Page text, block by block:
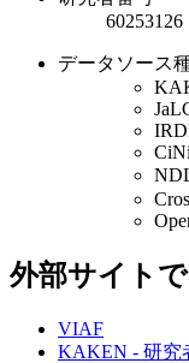
60253126
データソース
外部サイト
VIAF
KAKEN - 研究